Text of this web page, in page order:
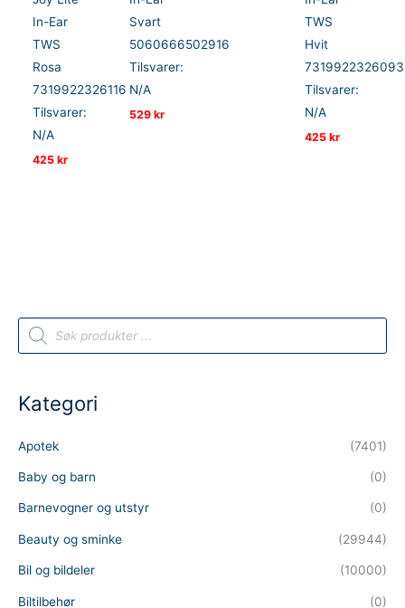
In-Ear
TWS
Rosa
7319922326116
Tilsvarer:
N/A
425kr
Svart
5060666502916
Tilsvarer:
N/A
529kr
TWS
Hvit
7319922326093
Tilsvarer:
N/A
425kr
P
d
t
s
a
r
h
Kategori
Apotek (7401)
Baby og barn (0)
Barnevogner og utstyr (0)
Beauty og sminke (29944)
Bil og bildeler (10000)
Biltilbehør (0)